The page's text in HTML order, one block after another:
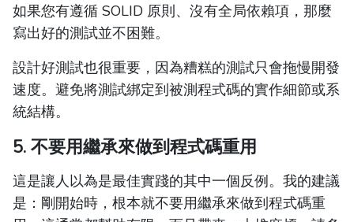
如果您有遵循 SOLID 原則、沒有全局依賴項，那麼
寫出好的測試並不困難。
設計好測試也很重要，因為糟糕的測試只會拖慢開發
速度。避免將測試綁定到被測程式碼的實作細節或系
統結構。
5. 不要用繼承來做到程式碼重用
這是讓人以為是最佳實踐的其中一個反例。我的建議
是：剛開始時，根本就不要用繼承來做到程式碼重